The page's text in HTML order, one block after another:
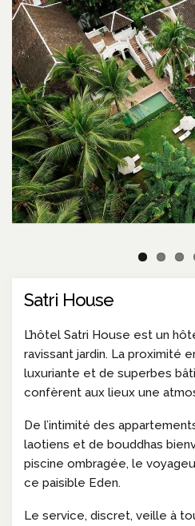
Satri House
L’hôtel Satri House est un
ravissant jardin. La proximité
luxuriante et de superbes
confèrent aux lieux une
De l’intimité des
laotiens et de bouddhas
piscine ombragée, le
ce paisible Eden.
Le service, discret, veille à